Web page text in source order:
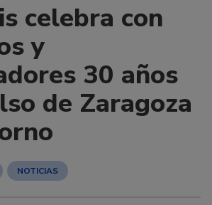
celebra con
y
30 años
de Zaragoza
NOTICIAS